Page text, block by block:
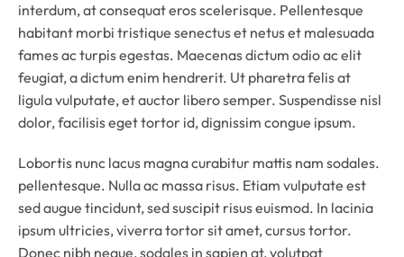
interdum, at consequat eros scelerisque. Pellentesque
habitant morbi tristique senectus et netus et malesuada
fames ac turpis egestas. Maecenas dictum odio ac elit
feugiat, a dictum enim hendrerit. Ut pharetra felis at
ligula vulputate, et auctor libero semper. Suspendisse nisl
dolor, facilisis eget tortor id, dignissim congue ipsum.
Lobortis nunc lacus magna curabitur mattis nam sodales.
pellentesque. Nulla ac massa risus. Etiam vulputate est
sed augue tincidunt, sed suscipit risus euismod. In lacinia
ipsum ultricies, viverra tortor sit amet, cursus tortor.
Donec nibh neque, sodales in sapien at, volutpat